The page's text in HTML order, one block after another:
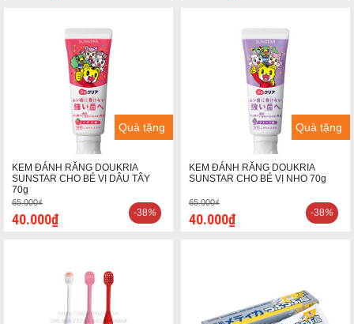
Quà tặng
KEM ĐÁNH RĂNG DOUKRIA
SUNSTAR CHO BÉ VỊ DÂU TÂY
70g
65.000₫
40.000₫ -38%
Quà tặng
KEM ĐÁNH RĂNG DOUKRIA
SUNSTAR CHO BÉ VỊ NHO 70g
65.000₫
40.000₫ -38%